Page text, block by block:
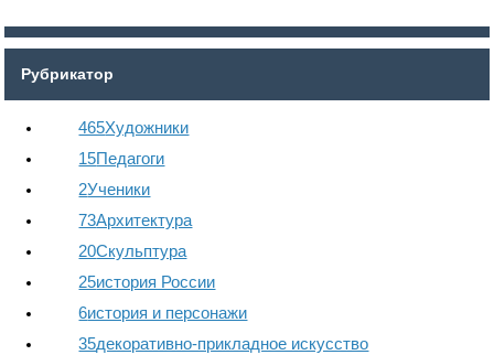
Рубрикатор
465Художники
15Педагоги
2Ученики
73Архитектура
20Скульптура
25история России
6история и персонажи
35декоративно-прикладное искусство